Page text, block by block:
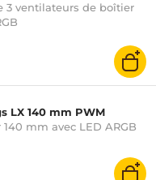
3 ventilateurs de boîtier
LX 140 mm PWM
mm avec LED ARGB